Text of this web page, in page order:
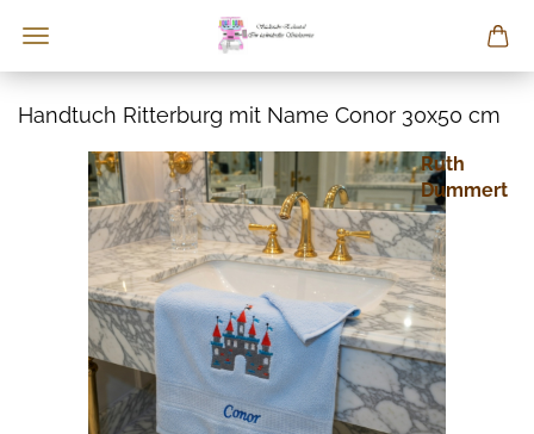
Handtuch Ritterburg mit Name Conor 30x50 cm
Ruth
Dummert